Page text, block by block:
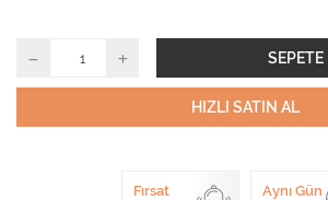
SEPETE
HIZLI SATIN AL
Fırsat Aynı Gün